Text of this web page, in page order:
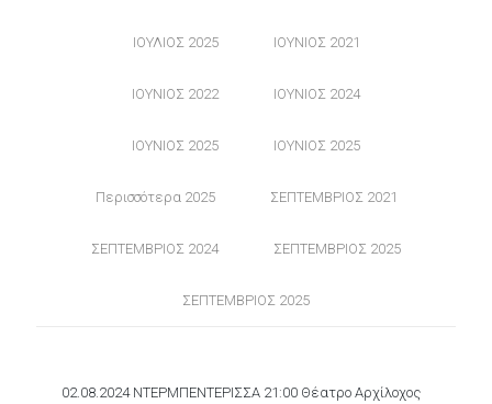
ΙΟΥΛΙΟΣ 2025 ΙΟΥΝΙΟΣ 2021
ΙΟΥΝΙΟΣ 2022 ΙΟΥΝΙΟΣ 2024
ΙΟΥΝΙΟΣ 2025 ΙΟΥΝΙΟΣ 2025
Περισσότερα 2025 ΣΕΠΤΕΜΒΡΙΟΣ 2021
ΣΕΠΤΕΜΒΡΙΟΣ 2024 ΣΕΠΤΕΜΒΡΙΟΣ 2025
ΣΕΠΤΕΜΒΡΙΟΣ 2025
02.08.2024 ΝΤΕΡΜΠΕΝΤΕΡΙΣΣΑ 21:00 Θέατρο Αρχίλοχος